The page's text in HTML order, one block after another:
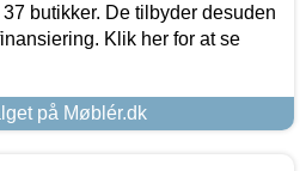
butikker. De tilbyder desuden
Klik her for at se
på Møblér.dk